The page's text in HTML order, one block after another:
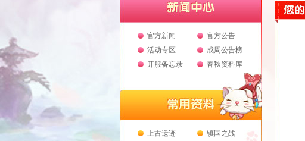
官方新闻
官方公告
活动专区
成周公告榜
开服备忘录
春秋资料库
上古遗迹
镇国之战